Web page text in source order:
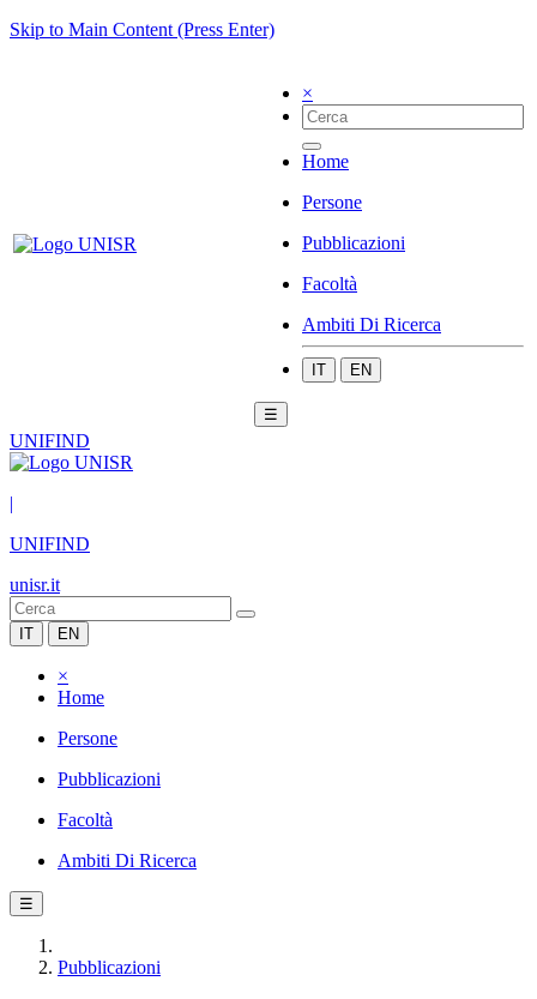
Skip to Main Content (Press Enter)
×
Home
Persone
Pubblicazioni
Facoltà
Ambiti Di Ricerca
IT EN
☰
UNIFIND
|
UNIFIND
unisr.it
IT EN
×
Home
Persone
Pubblicazioni
Facoltà
Ambiti Di Ricerca
☰
Pubblicazioni